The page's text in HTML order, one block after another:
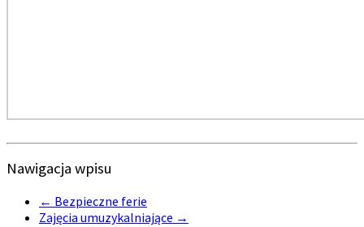
Nawigacja wpisu
← Bezpieczne ferie
Zajęcia umuzykalniające →